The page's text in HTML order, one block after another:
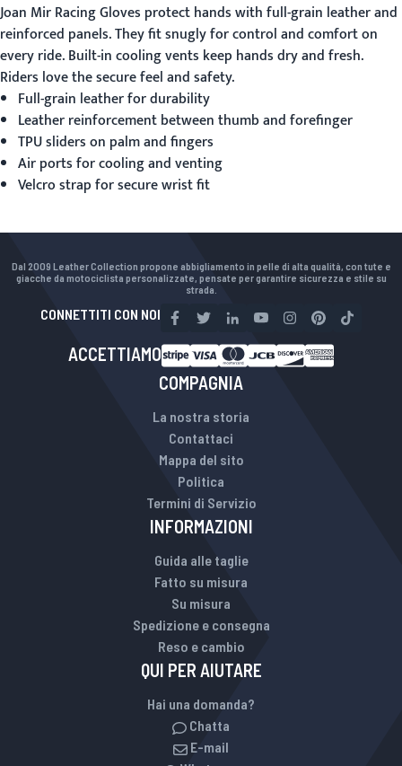
Joan Mir Racing Gloves protect hands with full-grain leather and
reinforced panels. They fit snugly for control and comfort on
every ride. Built-in cooling vents keep hands dry and fresh.
Riders love the secure feel and safety.
Full-grain leather for durability
Leather reinforcement between thumb and forefinger
TPU sliders on palm and fingers
Air ports for cooling and venting
Velcro strap for secure wrist fit
Dal 2009 Leather Collection propone abbigliamento in pelle di alta qualità, con tute e
giacche da motociclista personalizzate, pensate per garantire sicurezza e stile su
strada.
CONNETTITI CON NOI
ACCETTIAMO
COMPAGNIA
La nostra storia
Contattaci
Mappa del sito
Politica
Termini di Servizio
INFORMAZIONI
Guida alle taglie
Fatto su misura
Su misura
Spedizione e consegna
Reso e cambio
QUI PER AIUTARE
Hai una domanda?
Chatta
E-mail